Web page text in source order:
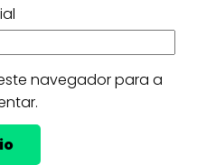
navegador para a